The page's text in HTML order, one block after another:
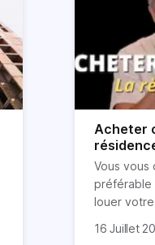
Acheter
règle
révélée
Vous vous
préférable
louer
expert en
16 Juillet